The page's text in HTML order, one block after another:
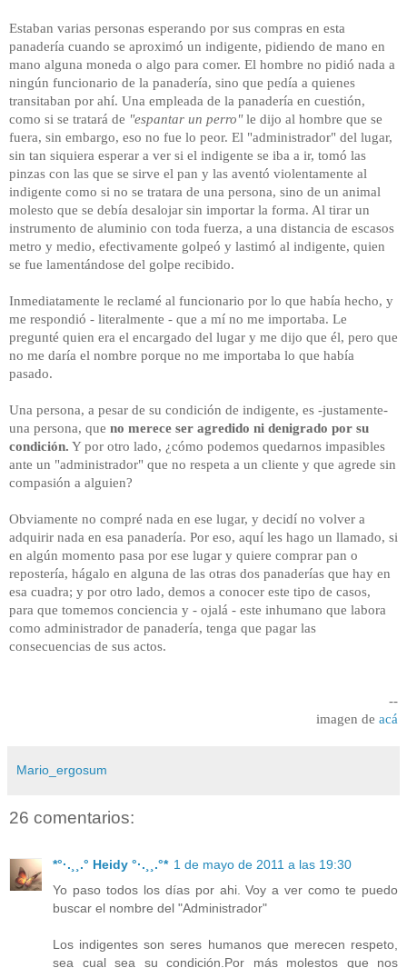
Estaban varias personas esperando por sus compras en esta
panadería cuando se aproximó un indigente, pidiendo de mano en
mano alguna moneda o algo para comer. El hombre no pidió nada a
ningún funcionario de la panadería, sino que pedía a quienes
transitaban por ahí. Una empleada de la panadería en cuestión,
como si se tratará de "espantar un perro"le dijo al hombre que se
fuera, sin embargo, eso no fue lo peor. El "administrador" del lugar,
sin tan siquiera esperar a ver si el indigente se iba a ir, tomó las
pinzas con las que se sirve el pan y las aventó violentamente al
indigente como si no se tratara de una persona, sino de un animal
molesto que se debía desalojar sin importar la forma. Al tirar un
instrumento de aluminio con toda fuerza, a una distancia de escasos
metro y medio, efectivamente golpeó y lastimó al indigente, quien
se fue lamentándose del golpe recibido.
Inmediatamente le reclamé al funcionario por lo que había hecho, y
me respondió - literalmente - que a mí no me importaba. Le
pregunté quien era el encargado del lugar y me dijo que él, pero que
no me daría el nombre porque no me importaba lo que había
pasado.
Una persona, a pesar de su condición de indigente, es -justamente-
una persona, que no merece ser agredido ni denigrado por su
condición. Y por otro lado, ¿cómo podemos quedarnos impasibles
ante un "administrador" que no respeta a un cliente y que agrede sin
compasión a alguien?
Obviamente no compré nada en ese lugar, y decidí no volver a
adquirir nada en esa panadería. Por eso, aquí les hago un llamado, si
en algún momento pasa por ese lugar y quiere comprar pan o
repostería, hágalo en alguna de las otras dos panaderías que hay en
esa cuadra; y por otro lado, demos a conocer este tipo de casos,
para que tomemos conciencia y - ojalá - este inhumano que labora
como administrador de panadería, tenga que pagar las
consecuencias de sus actos.
--
imagen de acá
Mario_ergosum
26 comentarios:
*°·.¸¸.° Heidy °·.¸¸.°* 1 de mayo de 2011 a las 19:30
Yo paso todos los días por ahi. Voy a ver como te puedo
buscar el nombre del "Administrador"
Los indigentes son seres humanos que merecen respeto,
sea cual sea su condición.Por más molestos que nos